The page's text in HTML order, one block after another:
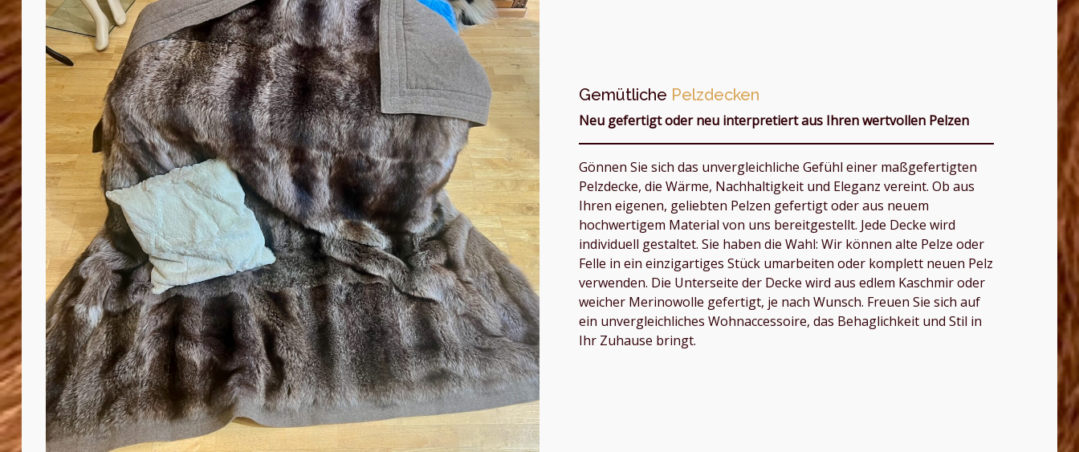
Gemütliche Pelzdecken
Neu gefertigt oder neu interpretiert aus Ihren wertvollen Pelzen
Gönnen Sie sich das unvergleichliche Gefühl einer maßgefertigten
Pelzdecke, die Wärme, Nachhaltigkeit und Eleganz vereint. Ob aus
Ihren eigenen, geliebten Pelzen gefertigt oder aus neuem
hochwertigem Material von uns bereitgestellt. Jede Decke wird
individuell gestaltet. Sie haben die Wahl: Wir können alte Pelze oder
Felle in ein einzigartiges Stück umarbeiten oder komplett neuen Pelz
verwenden. Die Unterseite der Decke wird aus edlem Kaschmir oder
weicher Merinowolle gefertigt, je nach Wunsch. Freuen Sie sich auf
ein unvergleichliches Wohnaccessoire, das Behaglichkeit und Stil in
Ihr Zuhause bringt.